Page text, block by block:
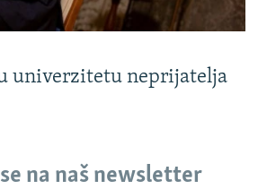
univerzitetu neprijatelja
na naš newsletter